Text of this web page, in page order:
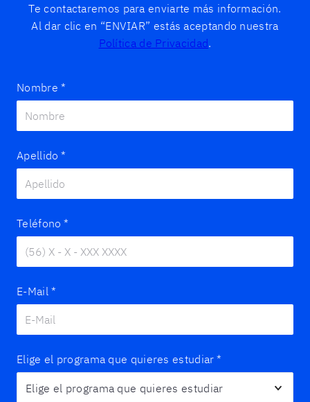
Te contactaremos para enviarte más información.
Al dar clic en “ENVIAR” estás aceptando nuestra
Política de Privacidad.
Nombre *
Apellido *
Teléfono *
E-Mail *
Elige el programa que quieres estudiar *